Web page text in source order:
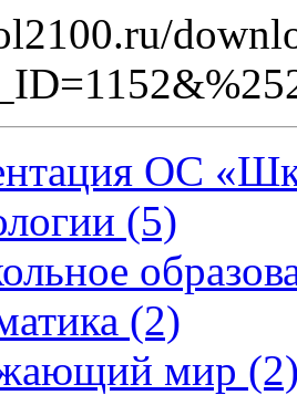
ОС
(5)
(2)
мир